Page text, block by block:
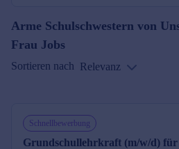
Arme Schulschwestern von
Frau Jobs
Sortieren nach Relevanz
Schnellbewerbung
Grundschullehrkraft (m/w/d) für